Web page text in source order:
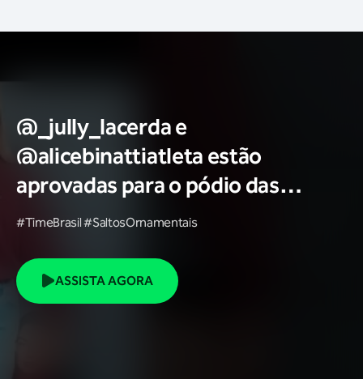
@_jully_lacerda​ e
@alicebinattiatleta​ estão
aprovadas para o pódio das
poses? 🥇✨
#TimeBrasil #SaltosOrnamentais
ASSISTA AGORA